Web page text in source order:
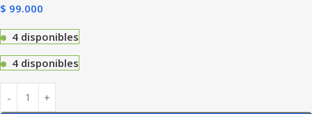
$ 99.000
4 disponibles
4 disponibles